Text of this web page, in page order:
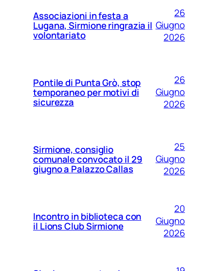
Associazioni in festa a
Lugana, Sirmione ringrazia il
volontariato
26
Giugno
2026
Pontile di Punta Grò, stop
temporaneo per motivi di
sicurezza
26
Giugno
2026
Sirmione, consiglio
comunale convocato il 29
giugno a Palazzo Callas
25
Giugno
2026
Incontro in biblioteca con
il Lions Club Sirmione
20
Giugno
2026